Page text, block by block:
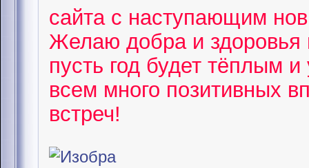
сайта с наступающим
Желаю добра и
пусть год будет тёплым
всем много позитивных
встреч!